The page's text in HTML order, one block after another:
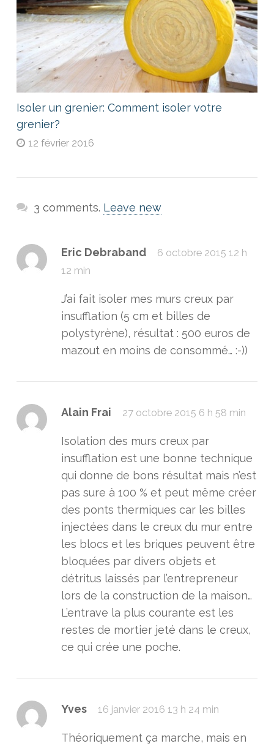
Isoler un grenier: Comment isoler votre
grenier?
12 février 2016
3 comments. Leave new
Eric Debraband
6 octobre 2015 12 h
12 min
J’ai fait isoler mes murs creux par
insufflation (5 cm et billes de
polystyrène), résultat : 500 euros de
mazout en moins de consommé… :-))
Alain Frai 27 octobre 2015 6 h 58 min
Isolation des murs creux par
insufflation est une bonne technique
qui donne de bons résultat mais n’est
pas sure à 100 % et peut même créer
des ponts thermiques car les billes
injectées dans le creux du mur entre
les blocs et les briques peuvent être
bloquées par divers objets et
détritus laissés par l’entrepreneur
lors de la construction de la maison…
L’entrave la plus courante est les
restes de mortier jeté dans le creux,
ce qui crée une poche.
Yves 16 janvier 2016 13 h 24 min
Théoriquement ça marche, mais en